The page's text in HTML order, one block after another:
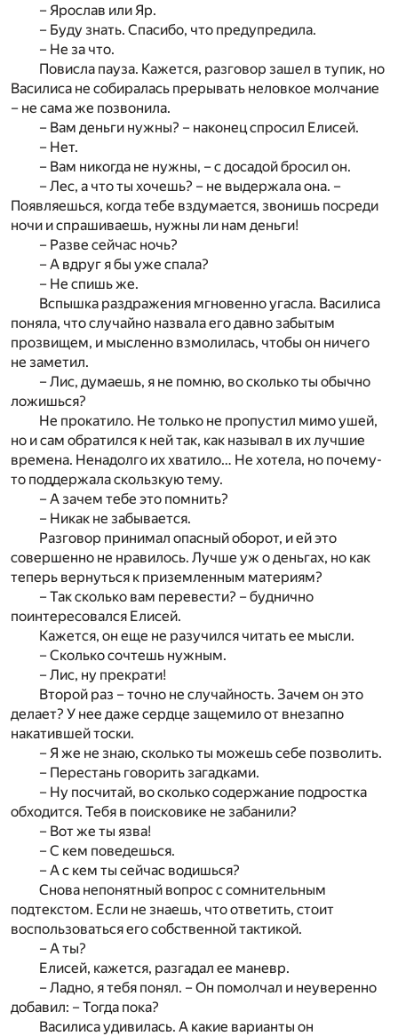
– Ярослав или Яр.
– Буду знать. Спасибо, что предупредила.
– Не за что.
Повисла пауза. Кажется, разговор зашел в тупик, но
Василиса не собиралась прерывать неловкое молчание
– не сама же позвонила.
– Вам деньги нужны? – наконец спросил Елисей.
– Нет.
– Вам никогда не нужны, – с досадой бросил он.
– Лес, а что ты хочешь? – не выдержала она. –
Появляешься, когда тебе вздумается, звонишь посреди
ночи и спрашиваешь, нужны ли нам деньги!
– Разве сейчас ночь?
– А вдруг я бы уже спала?
– Не спишь же.
Вспышка раздражения мгновенно угасла. Василиса
поняла, что случайно назвала его давно забытым
прозвищем, и мысленно взмолилась, чтобы он ничего
не заметил.
– Лис, думаешь, я не помню, во сколько ты обычно
ложишься?
Не прокатило. Не только не пропустил мимо ушей,
но и сам обратился к ней так, как называл в их лучшие
времена. Ненадолго их хватило… Не хотела, но почему-
то поддержала скользкую тему.
– А зачем тебе это помнить?
– Никак не забывается.
Разговор принимал опасный оборот, и ей это
совершенно не нравилось. Лучше уж о деньгах, но как
теперь вернуться к приземленным материям?
– Так сколько вам перевести? – буднично
поинтересовался Елисей.
Кажется, он еще не разучился читать ее мысли.
– Сколько сочтешь нужным.
– Лис, ну прекрати!
Второй раз – точно не случайность. Зачем он это
делает? У нее даже сердце защемило от внезапно
накатившей тоски.
– Я же не знаю, сколько ты можешь себе позволить.
– Перестань говорить загадками.
– Ну посчитай, во сколько содержание подростка
обходится. Тебя в поисковике не забанили?
– Вот же ты язва!
– С кем поведешься.
– А с кем ты сейчас водишься?
Снова непонятный вопрос с сомнительным
подтекстом. Если не знаешь, что ответить, стоит
воспользоваться его собственной тактикой.
– А ты?
Елисей, кажется, разгадал ее маневр.
– Ладно, я тебя понял. – Он помолчал и неуверенно
добавил: – Тогда пока?
Василиса удивилась. А какие варианты он